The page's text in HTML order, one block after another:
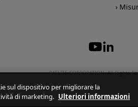
PATLITE CORPORATION. All Rights
sul dispositivo per migliorare la
di marketing. Ulteriori informazioni